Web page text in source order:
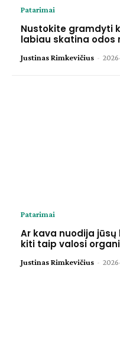
Patarimai
Nustokite gramdyti
labiau skatina odos
Justinas Rimkevičius -
Patarimai
Ar kava nuodija jūsų
kiti taip valosi
Justinas Rimkevičius -